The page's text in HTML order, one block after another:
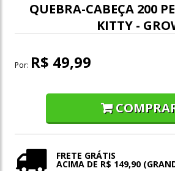
QUEBRA-CABEÇA 200
KITTY -
Por: R$ 49,99
FRETE GRÁTIS
ACIMA DE R$ 149,90